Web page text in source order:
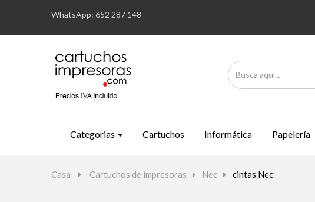
WhatsApp: 652 287 148
Categorias Cartuchos Informática Papelería
Casa > Cartuchos de impresoras > Nec > cintas Nec